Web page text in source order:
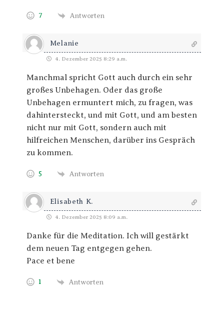
7 Antworten
Melanie
4. Dezember 2025 8:29 a.m.
Manchmal spricht Gott auch durch ein sehr
großes Unbehagen. Oder das große
Unbehagen ermuntert mich, zu fragen, was
dahintersteckt, und mit Gott, und am besten
nicht nur mit Gott, sondern auch mit
hilfreichen Menschen, darüber ins Gespräch
zu kommen.
5 Antworten
Elisabeth K.
4. Dezember 2025 8:09 a.m.
Danke für die Meditation. Ich will gestärkt
dem neuen Tag entgegen gehen.
Pace et bene
1 Antworten